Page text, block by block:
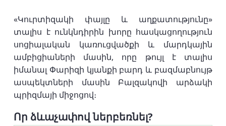
«Կուրտիզակի փայլը և աղքատությունը»
տալիս է ունկնդիրին խորը հասկացողություն
սոցիալական կառուցվածքի և մարդկային
ամբիցիաների մասին, որը թույլ է տալիս
իմանալ Փարիզի կյանքի բարդ և բազմաբնույթ
ասպեկտների մասին Բալզակովի արձակի
պրիզմայի միջոցով։
Որ ձևաչափով ներբեռնել?